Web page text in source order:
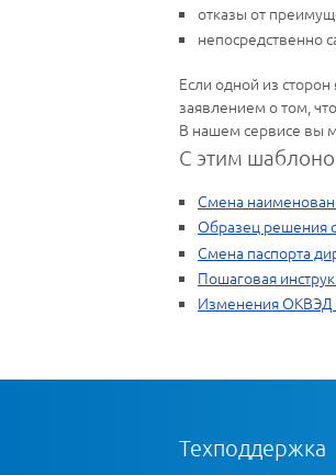
отказы от
непосредственно
Если одной из
заявлением о том,
В нашем сервисе вы
С этим
Смена
Образец решения
Смена паспорта
Пошаговая
Изменения ОКВЭД
Техподдержка